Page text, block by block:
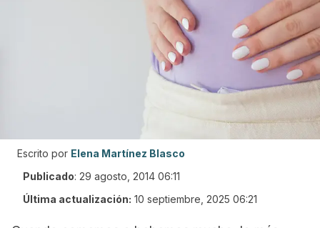
Escrito por Elena Martínez Blasco
Publicado: 29 agosto, 2014 06:11
Última actualización: 10 septiembre, 2025 06:21